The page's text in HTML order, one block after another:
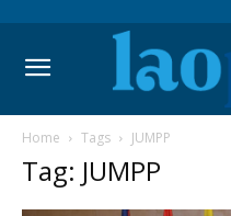
Home Tags JUMPP
Tag: JUMPP